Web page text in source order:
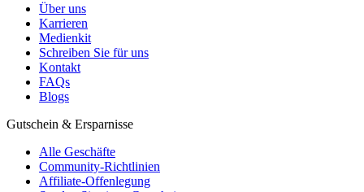
Über uns
Karrieren
Medienkit
Schreiben Sie für uns
Kontakt
FAQs
Blogs
Gutschein & Ersparnisse
Alle Geschäfte
Community-Richtlinien
Affiliate-Offenlegung